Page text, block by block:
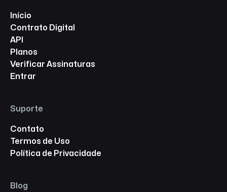
Início
Contrato Digital
API
Planos
Verificar Assinaturas
Entrar
Suporte
Contato
Termos de Uso
Política de Privacidade
Blog